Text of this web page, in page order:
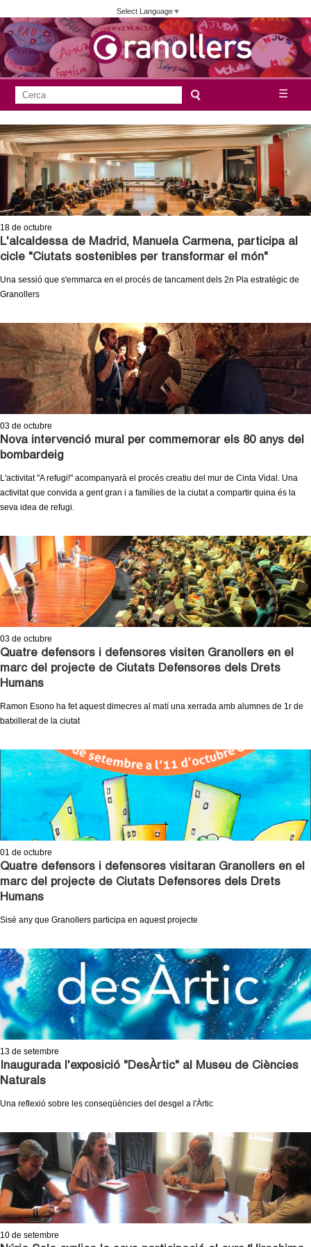
Vés
al
contingut
Select Language▼
j
u
n
t
a
e
n
t
d
e
G
r
a
n
o
l
l
e
r
s
☰
F
o
r
m
u
l
a
r
i
d
e
e
r
c
a
e
r
c
18 de octubre
L'alcaldessa de Madrid, Manuela Carmena, participa al
cicle "Ciutats sostenibles per transformar el món"
Una sessió que s'emmarca en el procés de tancament dels 2n Pla estratègic de
Granollers
03 de octubre
Nova intervenció mural per commemorar els 80 anys del
bombardeig
L'activitat "A refugi!" acompanyarà el procés creatiu del mur de Cinta Vidal. Una
activitat que convida a gent gran i a famílies de la ciutat a compartir quina és la
seva idea de refugi.
03 de octubre
Quatre defensors i defensores visiten Granollers en el
marc del projecte de Ciutats Defensores dels Drets
Humans
Ramon Esono ha fet aquest dimecres al matí una xerrada amb alumnes de 1r de
batxillerat de la ciutat
01 de octubre
Quatre defensors i defensores visitaran Granollers en el
marc del projecte de Ciutats Defensores dels Drets
Humans
Sisè any que Granollers participa en aquest projecte
13 de setembre
Inaugurada l'exposició "DesÀrtic" al Museu de Ciències
Naturals
Una reflexió sobre les conseqüències del desgel a l'Àrtic
10 de setembre